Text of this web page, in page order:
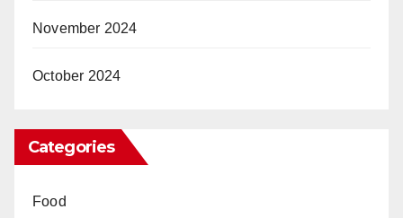
November 2024
October 2024
Categories
Food